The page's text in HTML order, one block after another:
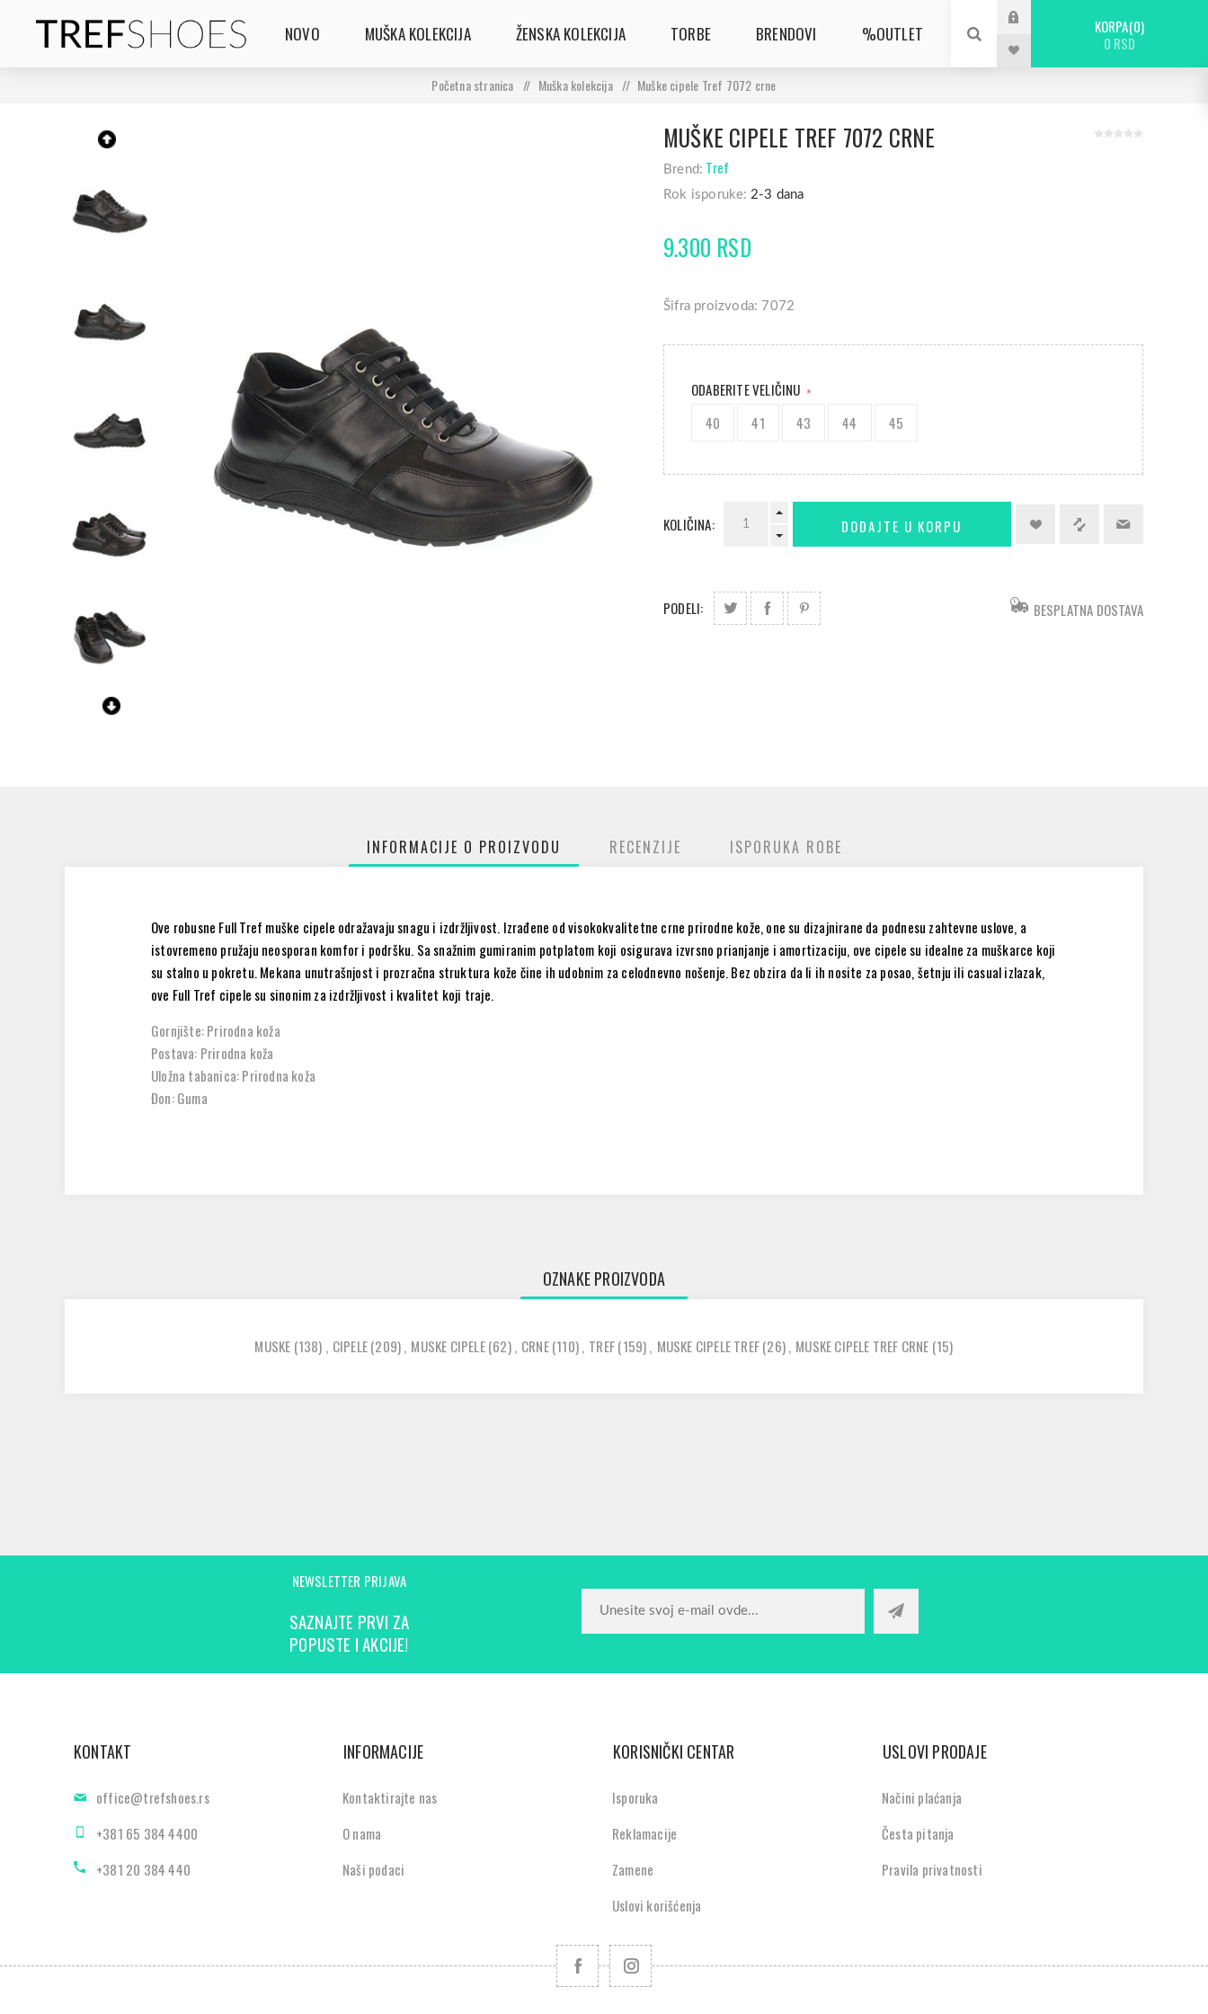
NOVO MUŠKA KOLEKCIJA ŽENSKA KOLEKCIJA TORBE BRENDOVI %OUTLET KORPA 0
0 RSD
Početna stranica / Muška kolekcija / Muške cipele Tref 7072 crne
MUŠKE CIPELE TREF 7072 CRNE
Brend: Tref
Rok isporuke: 2-3 dana
9.300 RSD
Šifra proizvoda: 7072
ODABERITE VELIČINU *
40 41 43 44 45
KOLIČINA:
PODELI: BESPLATNA DOSTAVA
INFORMACIJE O PROIZVODU RECENZIJE ISPORUKA ROBE
Ove robusne Full Tref muške cipele odražavaju snagu i izdržljivost. Izrađene od visokokvalitetne crne prirodne kože, one su dizajnirane da podnesu zahtevne uslove, a
istovremeno pružaju neosporan komfor i podršku. Sa snažnim gumiranim potplatom koji osigurava izvrsno prianjanje i amortizaciju, ove cipele su idealne za muškarce koji
su stalno u pokretu. Mekana unutrašnjost i prozračna struktura kože čine ih udobnim za celodnevno nošenje. Bez obzira da li ih nosite za posao, šetnju ili casual izlazak,
ove Full Tref cipele su sinonim za izdržljivost i kvalitet koji traje.
Gornjište: Prirodna koža
Postava: Prirodna koža
Uložna tabanica: Prirodna koža
Đon: Guma
OZNAKE PROIZVODA
MUSKE (138) , CIPELE(209), MUSKE CIPELE(62), CRNE(110), TREF(159), MUSKE CIPELE TREF(26), MUSKE CIPELE TREF CRNE (15)
NEWSLETTER PRIJAVA
SAZNAJTE PRVI ZA
POPUSTE I AKCIJE!
KONTAKT
office@trefshoes.rs
+381 65 384 4400
+381 20 384 440
INFORMACIJE
Kontaktirajte nas
O nama
Naši podaci
KORISNIČKI CENTAR
Isporuka
Reklamacije
Zamene
Uslovi korišćenja
USLOVI PRODAJE
Načini plaćanja
Česta pitanja
Pravila privatnosti